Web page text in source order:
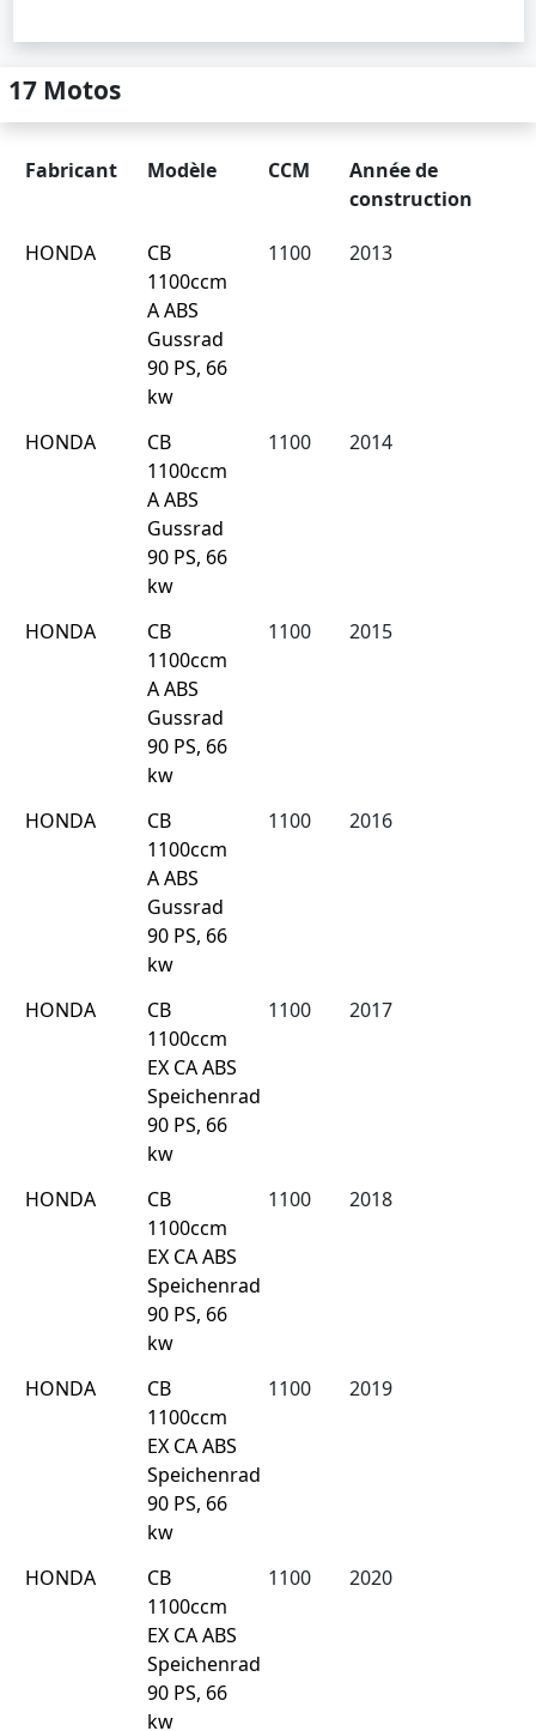
17 Motos
Fabricant Modèle CCM
Année de
construction
HONDA
CB
1100ccm
A ABS
Gussrad
90 PS, 66
kw
1100 2013
HONDA
CB
1100ccm
A ABS
Gussrad
90 PS, 66
kw
1100 2014
HONDA
CB
1100ccm
A ABS
Gussrad
90 PS, 66
kw
1100 2015
HONDA
CB
1100ccm
A ABS
Gussrad
90 PS, 66
kw
1100 2016
HONDA
CB
1100ccm
EX CA ABS
Speichenrad
90 PS, 66
kw
1100 2017
HONDA
CB
1100ccm
EX CA ABS
Speichenrad
90 PS, 66
kw
1100 2018
HONDA
CB
1100ccm
EX CA ABS
Speichenrad
90 PS, 66
kw
1100 2019
HONDA
CB
1100ccm
EX CA ABS
Speichenrad
90 PS, 66
kw
1100 2020